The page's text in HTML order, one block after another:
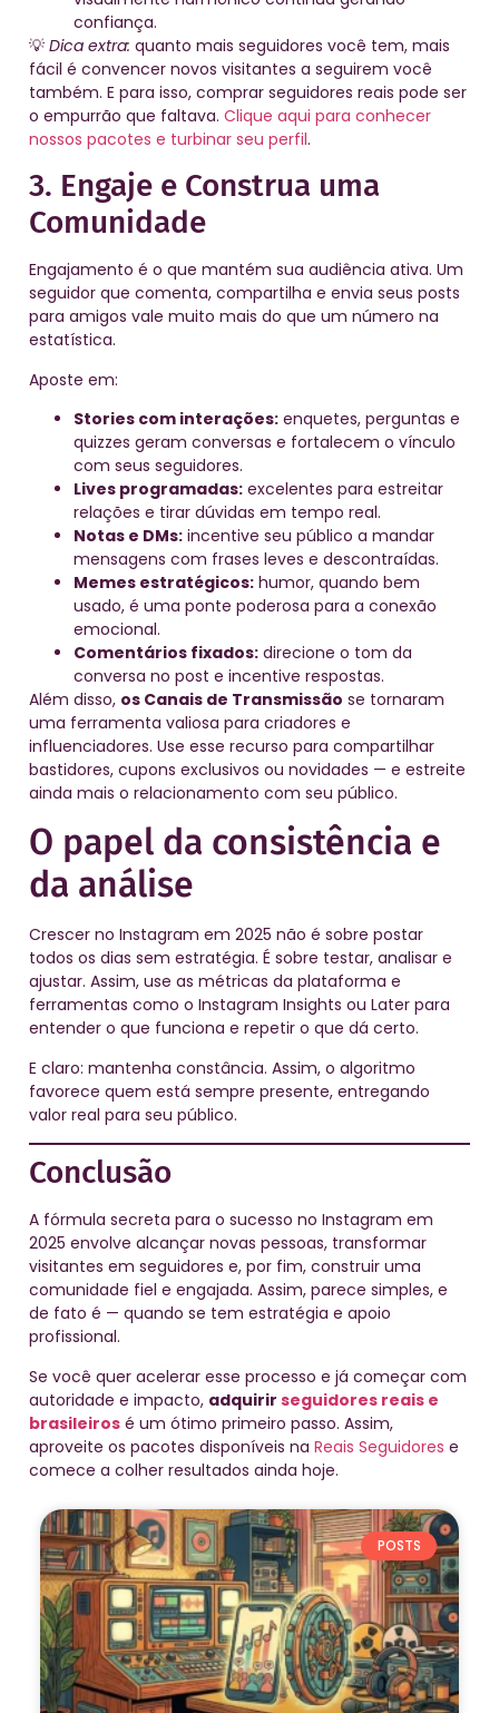
confiança.
💡 Dica extra: quanto mais seguidores você tem, mais
fácil é convencer novos visitantes a seguirem você
também. E para isso, comprar seguidores reais pode ser
o empurrão que faltava. Clique aqui para conhecer
nossos pacotes e turbinar seu perfil.
3. Engaje e Construa uma
Comunidade
Engajamento é o que mantém sua audiência ativa. Um
seguidor que comenta, compartilha e envia seus posts
para amigos vale muito mais do que um número na
estatística.
Aposte em:
Stories com interações: enquetes, perguntas e
quizzes geram conversas e fortalecem o vínculo
com seus seguidores.
Lives programadas: excelentes para estreitar
relações e tirar dúvidas em tempo real.
Notas e DMs: incentive seu público a mandar
mensagens com frases leves e descontraídas.
Memes estratégicos: humor, quando bem
usado, é uma ponte poderosa para a conexão
emocional.
Comentários fixados: direcione o tom da
conversa no post e incentive respostas.
Além disso, os Canais de Transmissão se tornaram
uma ferramenta valiosa para criadores e
influenciadores. Use esse recurso para compartilhar
bastidores, cupons exclusivos ou novidades — e estreite
ainda mais o relacionamento com seu público.
O papel da consistência e
da análise
Crescer no Instagram em 2025 não é sobre postar
todos os dias sem estratégia. É sobre testar, analisar e
ajustar. Assim, use as métricas da plataforma e
ferramentas como o Instagram Insights ou Later para
entender o que funciona e repetir o que dá certo.
E claro: mantenha constância. Assim, o algoritmo
favorece quem está sempre presente, entregando
valor real para seu público.
Conclusão
A fórmula secreta para o sucesso no Instagram em
2025 envolve alcançar novas pessoas, transformar
visitantes em seguidores e, por fim, construir uma
comunidade fiel e engajada. Assim, parece simples, e
de fato é — quando se tem estratégia e apoio
profissional.
Se você quer acelerar esse processo e já começar com
autoridade e impacto, adquirir seguidores reais e
brasileiros é um ótimo primeiro passo. Assim,
aproveite os pacotes disponíveis na Reais Seguidores e
comece a colher resultados ainda hoje.
POSTS